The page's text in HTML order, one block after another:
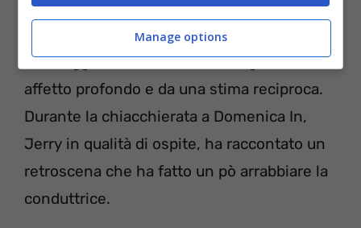
Ecco perchè Mara Venier lo ha lasciato
I due oggisono ottimi amici, legati da un
affetto profondo e da una stima reciproca.
Durante la chiacchierata a Domenica In,
Jerry in qualità di ospite, ha raccontato un
retroscena che ha fatto un pò arrabbiare la
conduttrice.
Manage options